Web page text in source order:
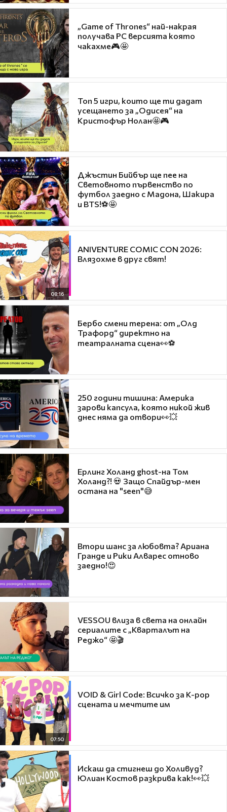
„Game of Thrones“ най-накрая
получава PC версията която
чакахме🎮🤩
Топ 5 игри, които ще ти дадат
усещането за „Одисея“ на
Кристофър Нолан🤩🎮
Джъстин Бийбър ще пее на
Световното първенство по
футбол заедно с Мадона, Шакира
и BTS!⚽🤩
08:16
ANIVENTURE COMIC CON 2026:
Влязохме в друг свят!
Бербо смени терена: от „Олд
Трафорд“ директно на
театралната сцена👀⚽
250 години тишина: Америка
зарови капсула, която никой жив
днес няма да отвори👀💥
Ерлинг Холанд ghost-на Том
Холанд?! 💀 Защо Спайдър-мен
остана на "seen"😅
Втори шанс за любовта? Ариана
Гранде и Рики Алварес отново
заедно!😍
VESSOU влиза в света на онлайн
сериалите с „Кварталът на
Реджо“ 🤩🎬
07:50
VOID & Girl Code: Всичко за K-pop
сцената и мечтите им
Искаш да стигнеш до Холивуд?
Юлиан Костов разкрива как!👀💥